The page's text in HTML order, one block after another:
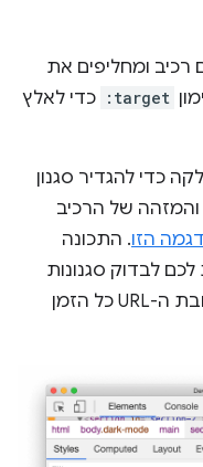
רכיב ומחליפים את
:target כדי לאלץ
כדי להגדיר סגנון
לרכיב כשהסולמית בכתובת ה-URL והמזהה של הרכיב
הזו. התכונה
לבדוק סגנונות
כאלה בלי שתצטרכו לשנות את כתובת ה-URL כל הזמן